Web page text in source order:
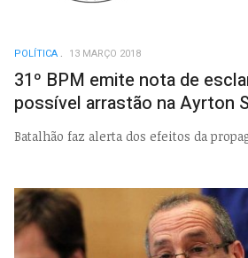
POLÍTICA 13 MARÇO 2018
31º BPM emite nota de
possível arrastão na Ayrton
Batalhão faz alerta dos efeitos da